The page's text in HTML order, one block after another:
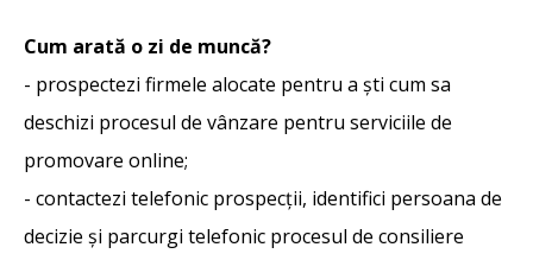
Cum arată o zi de muncă?
- prospectezi firmele alocate pentru a ști cum sa
deschizi procesul de vânzare pentru serviciile de
promovare online;
- contactezi telefonic prospecţii, identifici persoana de
decizie şi parcurgi telefonic procesul de consiliere